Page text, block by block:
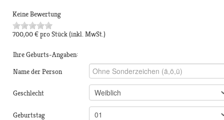
Keine Bewertung
700,00 €pro Stück(inkl. MwSt.)
Ihre Geburts-Angaben:
Name der Person
Geschlecht
Geburtstag